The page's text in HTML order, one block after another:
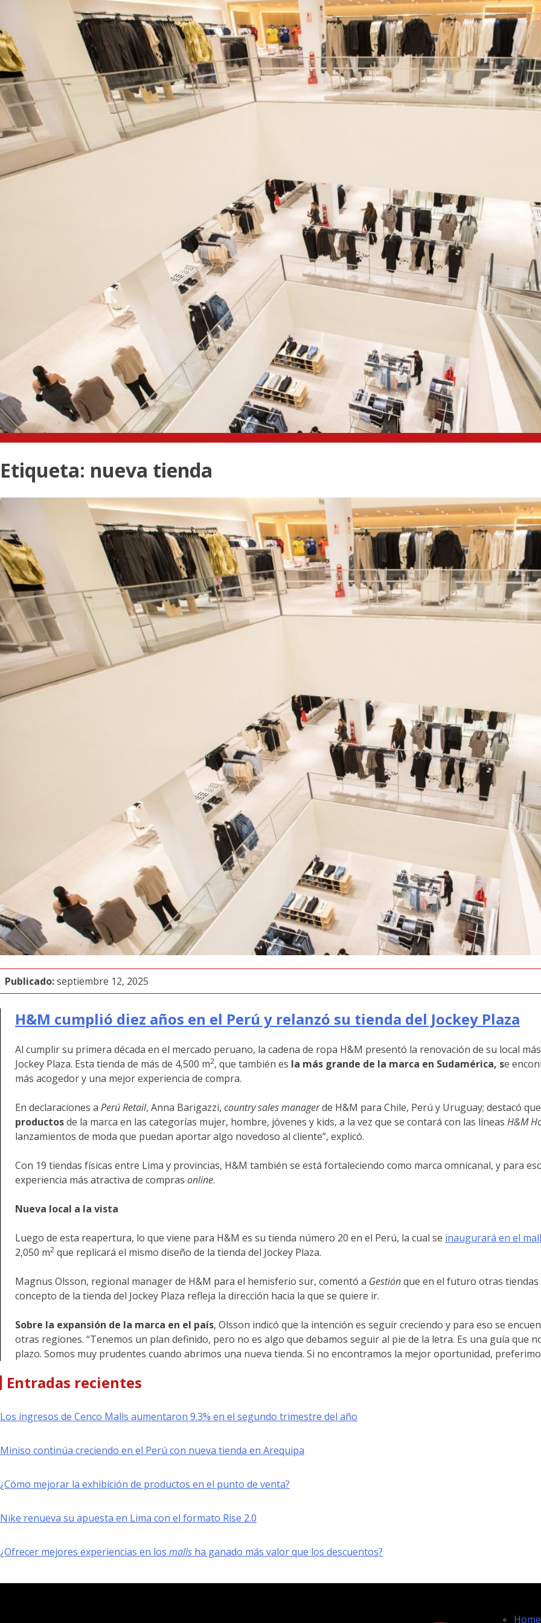
Etiqueta: nueva tienda
Publicado:septiembre 12, 2025
H&M cumplió diez años en el Perú y relanzó su tienda del Jockey Plaza
Al cumplir su primera década en el mercado peruano, la cadena de ropa H&M presentó la renovación de su local
Jockey Plaza. Esta tienda de más de 4,500 m2, que también es la más grande de la marca en Sudamérica, se
más acogedor y una mejor experiencia de compra.
En declaraciones a Perú Retail, Anna Barigazzi, country sales managerde H&M para Chile, Perú y Uruguay; destacó
productosde la marca en las categorías mujer, hombre, jóvenes y kids, a la vez que se contará con las líneas H&M
lanzamientos de moda que puedan aportar algo novedoso al cliente”, explicó.
Con 19 tiendas físicas entre Lima y provincias, H&M también se está fortaleciendo como marca omnicanal, y para
experiencia más atractiva de compras online.
Nueva local a la vista
Luego de esta reapertura, lo que viene para H&M es su tienda número 20 en el Perú, la cual se inaugurará en el
2,050 m2 que replicará el mismo diseño de la tienda del Jockey Plaza.
Magnus Olsson, regional manager de H&M para el hemisferio sur, comentó a Gestiónque en el futuro otras tiendas
concepto de la tienda del Jockey Plaza refleja la dirección hacia la que se quiere ir.
Sobre la expansión de la marca en el país, Olsson indicó que la intención es seguir creciendo y para eso se
otras regiones. “Tenemos un plan definido, pero no es algo que debamos seguir al pie de la letra. Es una guía que
plazo. Somos muy prudentes cuando abrimos una nueva tienda. Si no encontramos la mejor oportunidad,
Entradas recientes
Los ingresos de Cenco Malls aumentaron 9.3% en el segundo trimestre del año
Miniso continúa creciendo en el Perú con nueva tienda en Arequipa
¿Cómo mejorar la exhibición de productos en el punto de venta?
Nike renueva su apuesta en Lima con el formato Rise 2.0
¿Ofrecer mejores experiencias en los malls ha ganado más valor que los descuentos?
Home